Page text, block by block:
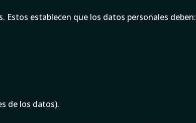
establecen que los datos personales deben:
de los datos).